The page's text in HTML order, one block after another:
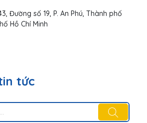
Đường số 19, P. An Phú, Thành phố
Hồ Chí Minh
tức